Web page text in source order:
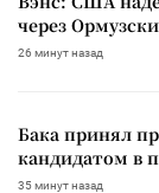
через
26 минут назад
Бака принял
кандидатом в
35 минут назад